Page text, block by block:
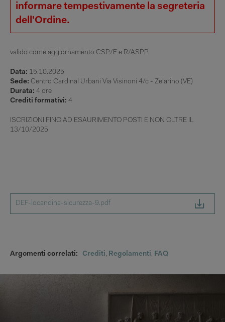
informare tempestivamente la segreteria
dell'Ordine.
valido come aggiornamento CSP/E e R/ASPP
Data: 15.10.2025
Sede: Centro Cardinal Urbani Via Visinoni 4/c - Zelarino (VE)
Durata: 4 ore
Crediti formativi: 4
ISCRIZIONI FINO AD ESAURIMENTO POSTI E NON OLTRE IL
13/10/2025
DEF-locandina-sicurezza-9.pdf
Argomenti correlati: Crediti, Regolamenti, FAQ